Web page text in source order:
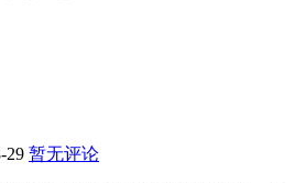
29 暂无评论